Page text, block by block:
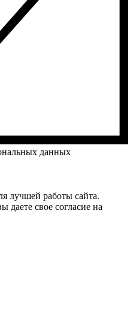
данных
лучшей работы сайта.
даете свое согласие на